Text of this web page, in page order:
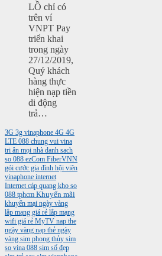
LỒ chỉ có
trên ví
VNPT Pay
triển khai
trong ngày
27/12/2019,
Quý khách
hàng thực
hiện nạp tiền
di động
trả…
3G 3g vinaphone 4G 4G
LTE 088 chung vui vina
tri ân mọi nhà danh sach
so 088 ezCom FiberVNN
gói cước gia đình hội viên
vinaphone internet
Internet cáp quang kho so
088 tphcm Khuyến mãi
khuyến mại ngày vàng
lắp mạng giá rẻ lắp mạng
wifi giá rẻ MyTV nap the
ngày vàng nạp thẻ ngày
vàng sim phong thủy sim
so vina 088 sim số đẹp